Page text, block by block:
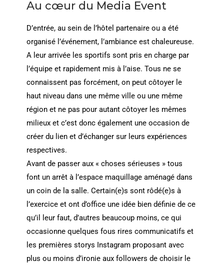
Au cœur du Media Event
D’entrée, au sein de l’hôtel partenaire ou a été
organisé l’événement, l’ambiance est chaleureuse.
A leur arrivée les sportifs sont pris en charge par
l’équipe et rapidement mis à l’aise. Tous ne se
connaissent pas forcément, on peut côtoyer le
haut niveau dans une même ville ou une même
région et ne pas pour autant côtoyer les mêmes
milieux et c’est donc également une occasion de
créer du lien et d’échanger sur leurs expériences
respectives.
Avant de passer aux « choses sérieuses » tous
font un arrêt à l’espace maquillage aménagé dans
un coin de la salle. Certain(e)s sont rôdé(e)s à
l’exercice et ont d’office une idée bien définie de ce
qu’il leur faut, d’autres beaucoup moins, ce qui
occasionne quelques fous rires communicatifs et
les premières storys Instagram proposant avec
plus ou moins d’ironie aux followers de choisir le